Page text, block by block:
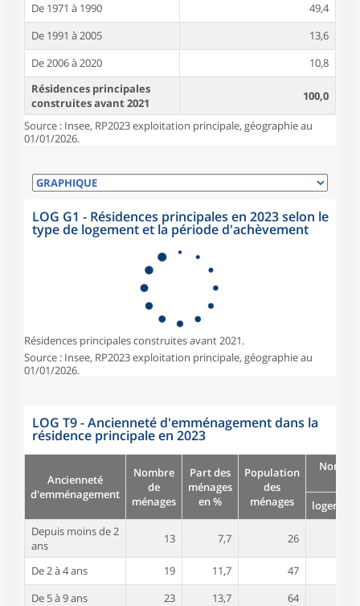
De 1971 à 1990
49,4
De 1991 à 2005
13,6
De 2006 à 2020
10,8
Résidences principales
construites avant 2021
100,0
Source : Insee, RP2023 exploitation principale, géographie au
01/01/2026.
LOG G1 - Résidences principales en 2023 selon le
type de logement et la période d'achèvement
Résidences principales construites avant 2021.
Source : Insee, RP2023 exploitation principale, géographie au
01/01/2026.
LOG T9 - Ancienneté d'emménagement dans la
résidence principale en 2023
Ancienneté
d'emménagement
Nombre
de
ménages
Part des
ménages
en %
Population
des
ménages
logement
Depuis moins de 2
ans
13 7,7 26
De 2 à 4 ans 19 11,7 47
De 5 à 9 ans
23 13,7 64